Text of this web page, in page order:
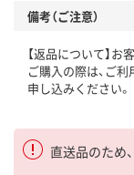
備考（ご注意）
【返品について】
ご購入の際は、ご利
申し込みください。
直送品のため